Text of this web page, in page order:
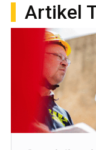
Artikel